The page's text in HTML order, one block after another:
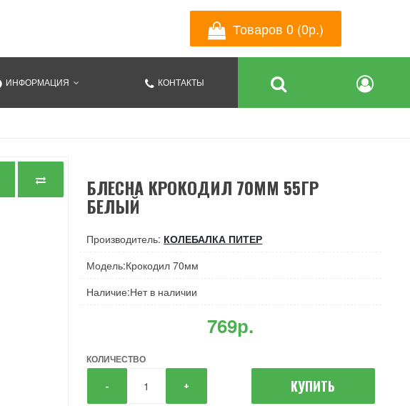
Товаров 0 (0р.)
ИНФОРМАЦИЯ КОНТАКТЫ
БЛЕСНА КРОКОДИЛ 70ММ 55ГР
БЕЛЫЙ
Производитель: КОЛЕБАЛКА ПИТЕР
Модель:Крокодил 70мм
Наличие:Нет в наличии
769р.
КОЛИЧЕСТВО
- + КУПИТЬ